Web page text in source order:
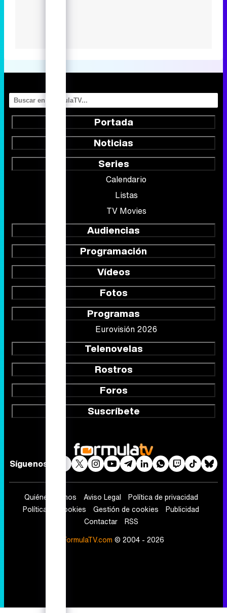
Portada
Noticias
Series
Calendario
Listas
TV Movies
Audiencias
Programación
Vídeos
Fotos
Programas
Eurovisión 2026
Telenovelas
Rostros
Foros
Suscríbete
Síguenos
Quiénes somos Aviso Legal
Política de privacidad
Política de cookies
Gestión de cookies
Publicidad
Contactar
RSS
FormulaTV.com © 2004 - 2026